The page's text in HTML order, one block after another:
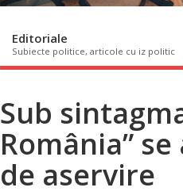
Editoriale
Subiecte politice, articole cu iz politic
Sub
România”
de aservire